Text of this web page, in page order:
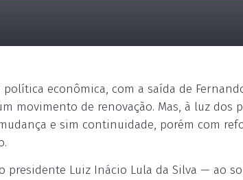
econômica, com a saída de
movimento de renovação. Mas, à luz
e sim continuidade, porém com
presidente Luiz Inácio Lula da Silva — ao